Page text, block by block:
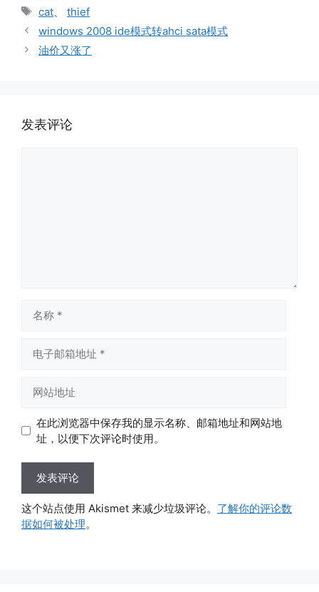
标
签
cat
thief
windows 2008 ide模式转ahci sata模式
油价又涨了
发表评论
址
址
在此浏览器中保存我的显示名称、邮箱地址和网站地
址，以便下次评论时使用。
这个站点使用 Akismet 来减少垃圾评论。 了解你的评论数
据如何被处理。